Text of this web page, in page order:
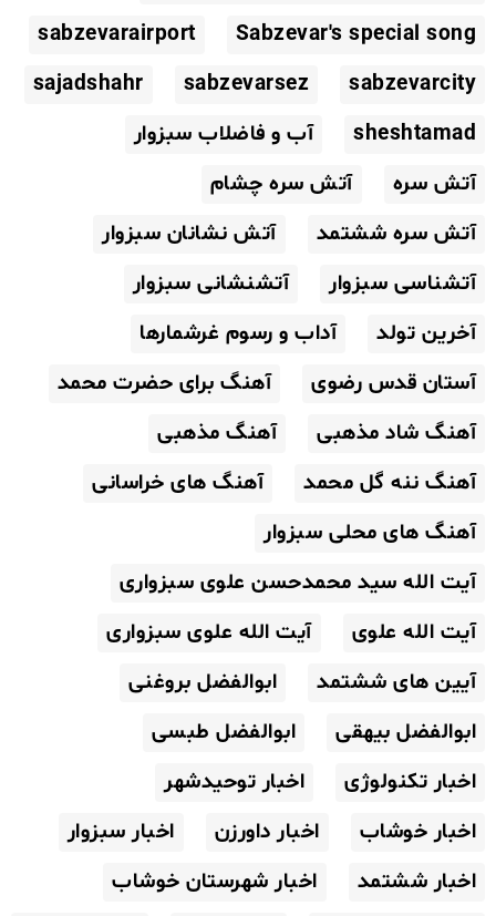
Sabzevar's special song
sabzevarairport
sabzevarcity
sabzevarsez
sajadshahr
sheshtamad
آب و فاضلاب سبزوار
آتش سره
آتش سره چشام
آتش سره ششتمد
آتش نشانان سبزوار
آتشناسی سبزوار
آتشنشانی سبزوار
آخرین تولد
آداب و رسوم غرشمارها
آستان قدس رضوی
آهنگ برای حضرت محمد
آهنگ شاد مذهبی
آهنگ مذهبی
آهنگ ننه گل محمد
آهنگ های خراسانی
آهنگ های محلی سبزوار
آیت الله سید محمدحسن علوی سبزواری
آیت الله علوی
آیت الله علوی سبزواری
آیین های ششتمد
ابوالفضل بروغنی
ابوالفضل بیهقی
ابوالفضل طبسی
اخبار تکنولوژی
اخبار توحیدشهر
اخبار خوشاب
اخبار داورزن
اخبار سبزوار
اخبار ششتمد
اخبار شهرستان خوشاب